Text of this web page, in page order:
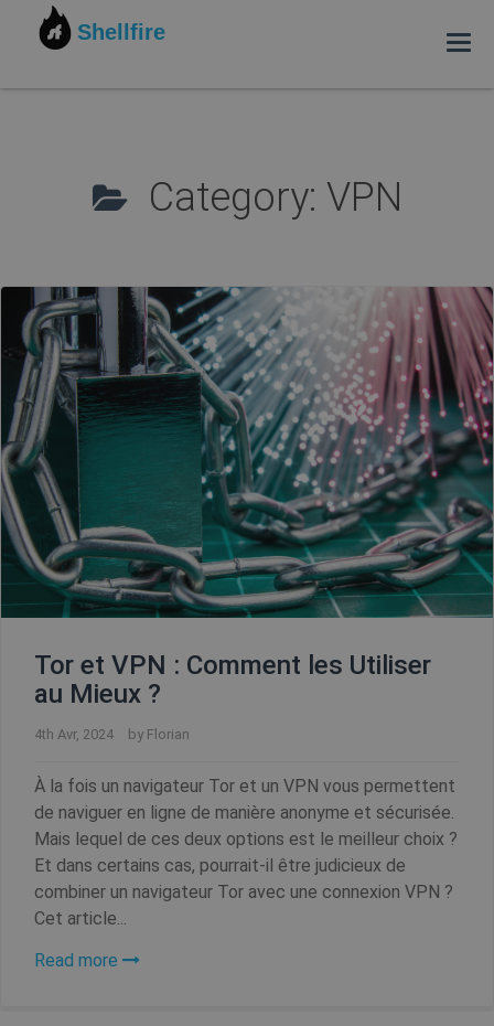
Shellfire
Category: VPN
Tor et VPN : Comment les Utiliser
au Mieux ?
4th Avr, 2024 by Florian
À la fois un navigateur Tor et un VPN vous permettent
de naviguer en ligne de manière anonyme et sécurisée.
Mais lequel de ces deux options est le meilleur choix ?
Et dans certains cas, pourrait-il être judicieux de
combiner un navigateur Tor avec une connexion VPN ?
Cet article...
Read more